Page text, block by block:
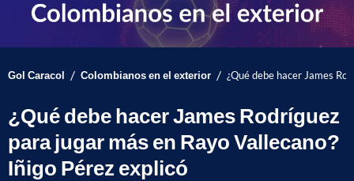
Gol Caracol / Colombianos en el exterior / ¿Qué debe hacer James
¿Qué debe hacer James Rodríguez
para jugar más en Rayo Vallecano?
Iñigo Pérez explicó